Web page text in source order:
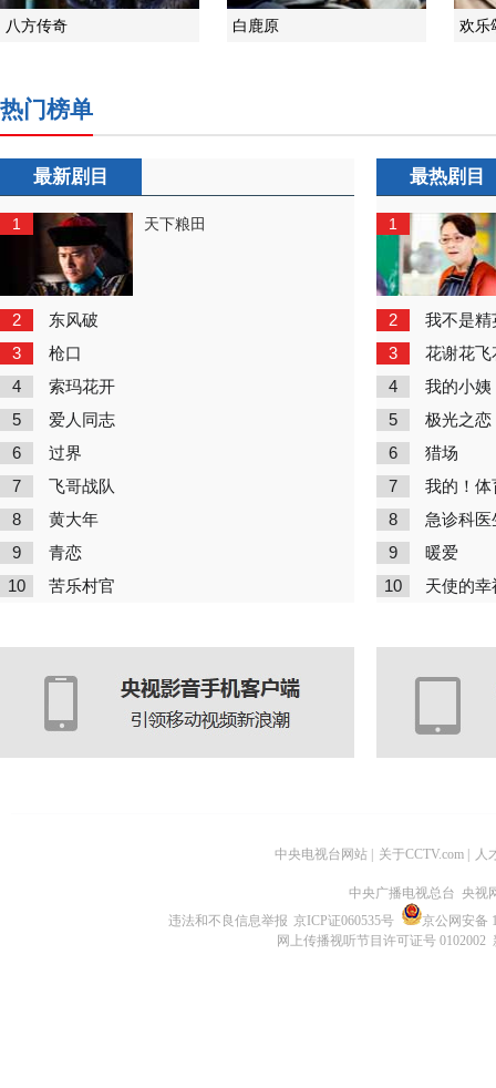
八方传奇 白鹿原 欢乐
热门榜单
最新剧目
1 天下粮田
2 东风破
3 枪口
4 索玛花开
5 爱人同志
6 过界
7 飞哥战队
8 黄大年
9 青恋
10 苦乐村官
最热剧目
1
2 我不是精
3 花谢花飞
4 我的小姨
5 极光之恋
6 猎场
7 我的！体
8 急诊科医
9 暖爱
10 天使的幸
中央电视台网站 关于CCTV.com 人
中央广播电视总台 央视
违法和不良信息举报 京ICP证060535号
京公网安备
网上传播视听节目许可证号 0102002